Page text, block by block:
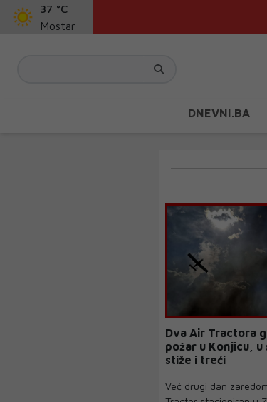
37 °C
Mostar
DNEVNI.BA
Dva Air Tractora
požar u Konjicu, u
stiže i treći
Već drugi dan